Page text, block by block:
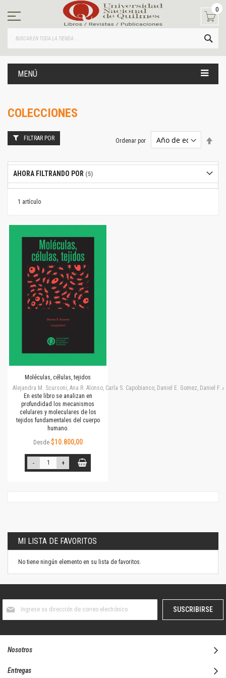
contenido
0
MENÚ
COLECCIONES
1 artículo
Ordenar por
Moléculas, células, tejidos
Alejandra M. Scursoni, Ana R. Alonso, Carla S. Capobianco, Daniel E. Gomez, Daniel
En este libro se analizan en
profundidad los mecanismos
celulares y moleculares de los
tejidos fundamentales del cuerpo
humano.
Desde $10.800,00
- +
FILTRAR POR
AHORA FILTRANDO POR
MI LISTA DE FAVORITOS
No tiene ningún elemento en su lista de favoritos.
boletín
SUSCRIBIRSE
Nosotros
Entregas